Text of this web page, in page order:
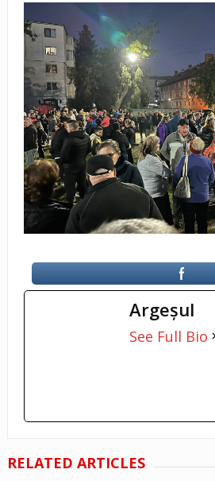
Argeşul
See Full Bio
RELATED ARTICLES